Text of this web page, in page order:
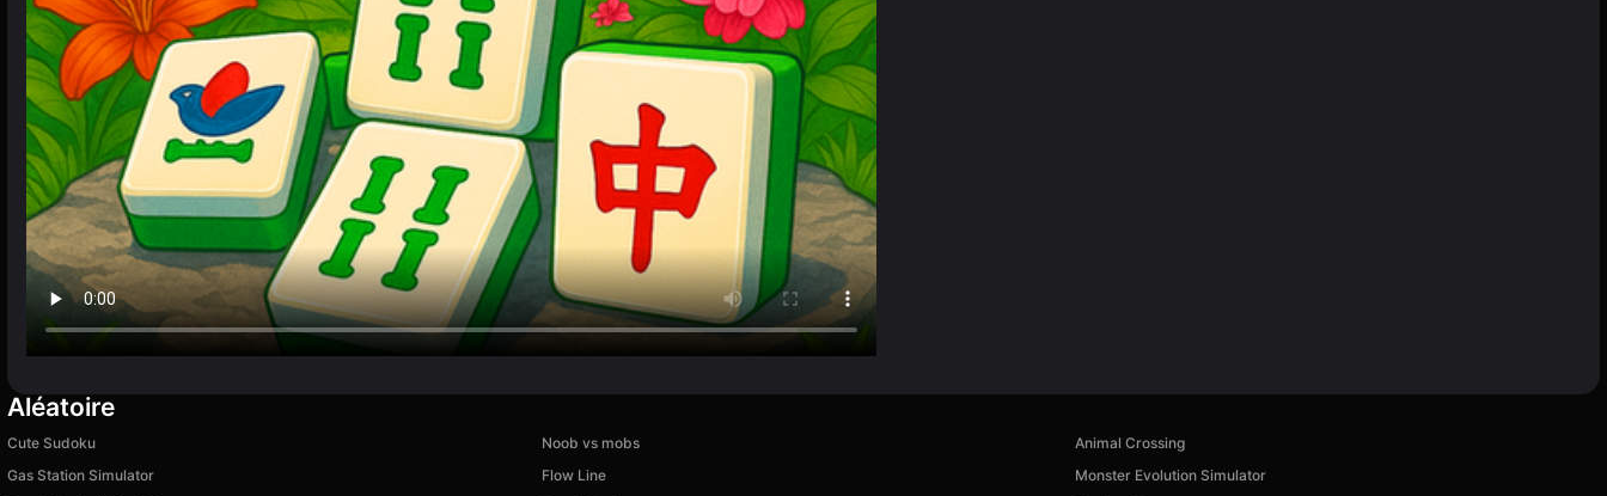
Aléatoire
Cute Sudoku Noob vs mobs
Animal Crossing
Gas Station Simulator
Flow Line
Monster Evolution Simulator